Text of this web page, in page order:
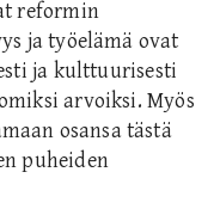
reformin
ja työelämä ovat
ja kulttuurisesti
arvoiksi. Myös
osansa tästä
puheiden